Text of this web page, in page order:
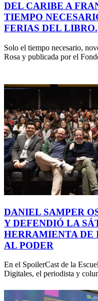
DEL CARIBE A
TIEMPO
FERIAS DEL LIBRO.
Solo el tiempo necesario,
Rosa y publicada por el
DANIEL SAMPER
Y DEFENDIÓ LA
HERRAMIENTA DE
AL PODER
En el SpoilerCast de la
Digitales, el periodista y